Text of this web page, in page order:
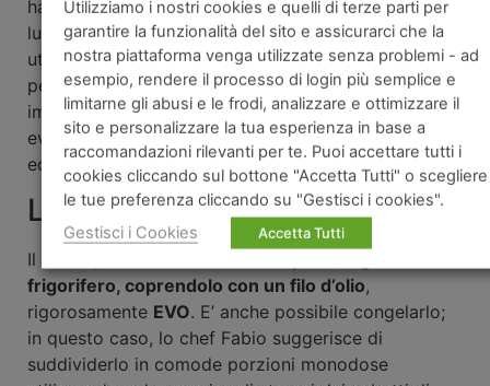
hanno il tempo di seguire questa affascinante, ma
lunga, preparazione manuale? Il segreto, quando si
utilizza un elettrodomestico per la preparazione del
pesto, è quello che ci ha svelato chef Fabio: brevi
impulsi per evitare di far surriscaldare le lame,
evitando così che il calore alteri il prodotto finale,
ed aggiungere il formaggio solo alla fine.
La conservazione
Il pesto può essere
frigorifero, coprendolo con un filo d’olio,
rigorosamente EVO. E’ anche possibile congelarlo;
in questo caso, lo chef Fabio suggerisce di
suddividerlo in comode porzioni monodose
Utilizziamo i nostri cookies e quelli di terze parti per
garantire la funzionalità del sito e assicurarci che la
nostra piattaforma venga utilizzate senza problemi - ad
esempio, rendere il processo di login più semplice e
limitarne gli abusi e le frodi, analizzare e ottimizzare il
sito e personalizzare la tua esperienza in base a
raccomandazioni rilevanti per te. Puoi accettare tutti i
cookies cliccando sul bottone "Accetta Tutti" o scegliere
le tue preferenza cliccando su "Gestisci i cookies".
Gestisci i Cookies
Accetta Tutti